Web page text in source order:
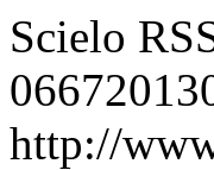
Scielo
http://